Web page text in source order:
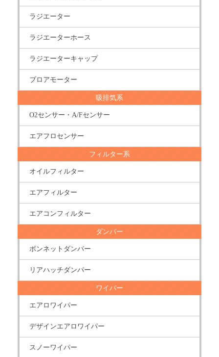
ラジエーター
ラジエーターホース
ラジエーターキャップ
ブロアモーター
吸排気系
O2センサー・A/Fセンサー
エアフロセンサー
フィルター系
オイルフィルター
エアフィルター
エアコンフィルター
ダンパー
ボンネットダンパー
リアハッチダンパー
ワイパー
エアロワイパー
デザインエアロワイパー
スノーワイパー